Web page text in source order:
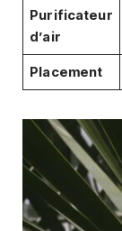
Purificateur
d’air
Placement